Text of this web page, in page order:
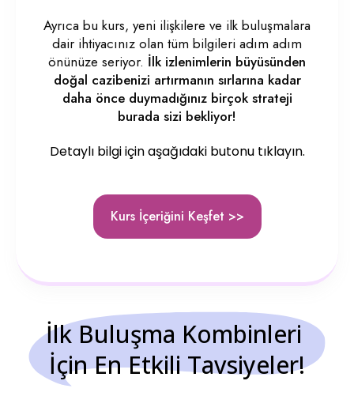
Ayrıca bu kurs, yeni ilişkilere ve ilk buluşmalara
dair ihtiyacınız olan tüm bilgileri adım adım
önünüze seriyor. İlk izlenimlerin büyüsünden
doğal cazibenizi artırmanın sırlarına kadar
daha önce duymadığınız birçok strateji
burada sizi bekliyor!
Detaylı bilgi için aşağıdaki butonu tıklayın.
Kurs İçeriğini Keşfet >>
İlk Buluşma Kombinleri
İçin En Etkili Tavsiyeler!